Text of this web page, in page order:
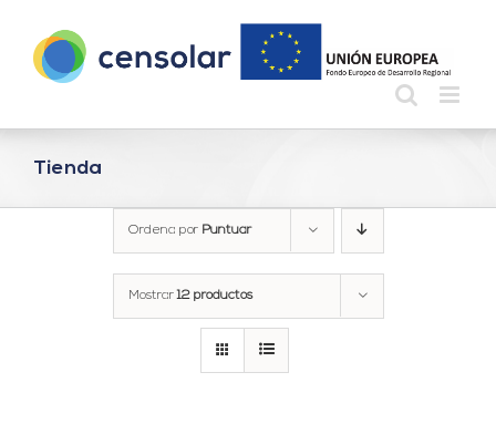
contenido
Tienda
Ordena por Puntuar
Mostrar12 productos